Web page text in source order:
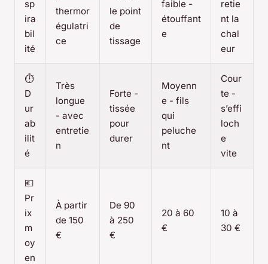
sp
ira
bil
ité
thermor
égulatri
ce
le point
de
tissage
faible -
étouffant
e
retie
nt la
chal
eur
⏱️
D
ur
ab
ilit
é
Très
longue
- avec
entretie
n
Forte -
tissée
pour
durer
Moyenn
e - fils
qui
peluche
nt
Cour
te -
s’effi
loch
e
vite
💶
Pr
ix
m
oy
en
À partir
de 150
€
De 90
à 250
€
20 à 60
€
10 à
30 €